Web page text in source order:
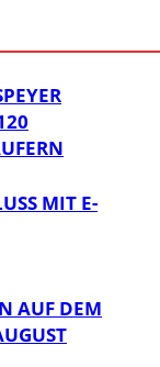
MIT E-
AUF DEM B